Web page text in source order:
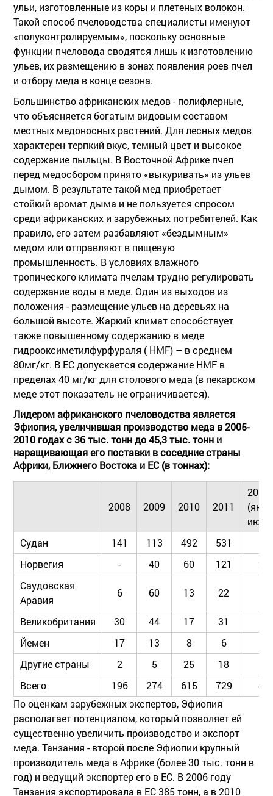
ульи, изготовленные из коры и плетеных волокон.
Такой способ пчеловодства специалисты именуют
«полуконтролируемым», поскольку основные
функции пчеловода сводятся лишь к изготовлению
ульев, их размещению в зонах появления роев пчел
и отбору меда в конце сезона.
Большинство африканских медов - полифлерные,
что объясняется богатым видовым составом
местных медоносных растений. Для лесных медов
характерен терпкий вкус, темный цвет и высокое
содержание пыльцы. В Восточной Африке пчел
перед медосбором принято «выкуривать» из ульев
дымом. В результате такой мед приобретает
стойкий аромат дыма и не пользуется спросом
среди африканских и зарубежных потребителей. Как
правило, его затем разбавляют «бездымным»
медом или отправляют в пищевую
промышленность. В условиях влажного
тропического климата пчелам трудно регулировать
содержание воды в меде. Один из выходов из
положения - размещение ульев на деревьях на
большой высоте. Жаркий климат способствует
также повышенному содержанию в меде
гидрооксиметилфурфураля ( HMF) – в среднем
80мг/кг. В ЕС допускается содержание HMF в
пределах 40 мг/кг для столового меда (в пекарском
меде этот показатель не ограничивается).
Лидером африканского пчеловодства является
Эфиопия, увеличившая производство меда в 2005-
2010 годах с 36 тыс. тонн до 45,3 тыс. тонн и
наращивающая его поставки в соседние страны
Африки, Ближнего Востока и ЕС (в тоннах):
2008 2009 2010 2011
2012
Судан
141 113 492 531
Норвегия
- 40 60 121
Саудовская
Аравия
6 60 13 22
Великобритания 30 44 17 31
Йемен
17 13 8 6
Другие страны
2 5 25 18
Всего
196 274 615 729
По оценкам зарубежных экспертов, Эфиопия
располагает потенциалом, который позволяет ей
существенно увеличить производство и экспорт
меда. Танзания - второй после Эфиопии крупный
производитель меда в Африке (более 30 тыс. тонн в
год) и ведущий экспортер его в ЕС. В 2006 году
Танзания экспортировала в ЕС 385 тонн, а в 2010